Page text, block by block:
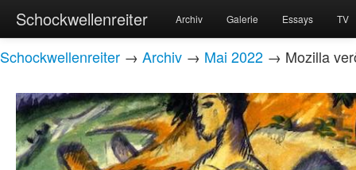
Schockwellenreiter Archiv Galerie Essays TV
Schockwellenreiter → Archiv → Mai 2022 → Mozilla